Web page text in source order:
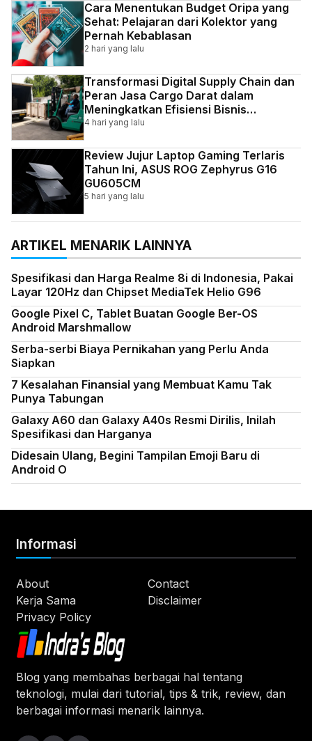
Cara Menentukan Budget Oripa yang
Sehat: Pelajaran dari Kolektor yang
Pernah Kebablasan
2 hari yang lalu
Transformasi Digital Supply Chain dan
Peran Jasa Cargo Darat dalam
Meningkatkan Efisiensi Bisnis
Indonesia
4 hari yang lalu
Review Jujur Laptop Gaming Terlaris
Tahun Ini, ASUS ROG Zephyrus G16
GU605CM
5 hari yang lalu
ARTIKEL MENARIK LAINNYA
Spesifikasi dan Harga Realme 8i di Indonesia, Pakai
Layar 120Hz dan Chipset MediaTek Helio G96
Google Pixel C, Tablet Buatan Google Ber-OS
Android Marshmallow
Serba-serbi Biaya Pernikahan yang Perlu Anda
Siapkan
7 Kesalahan Finansial yang Membuat Kamu Tak
Punya Tabungan
Galaxy A60 dan Galaxy A40s Resmi Dirilis, Inilah
Spesifikasi dan Harganya
Didesain Ulang, Begini Tampilan Emoji Baru di
Android O
Blog yang membahas berbagai hal tentang
teknologi, mulai dari tutorial, tips & trik, review, dan
berbagai informasi menarik lainnya.
Informasi
About
Contact
Kerja Sama
Disclaimer
Privacy Policy